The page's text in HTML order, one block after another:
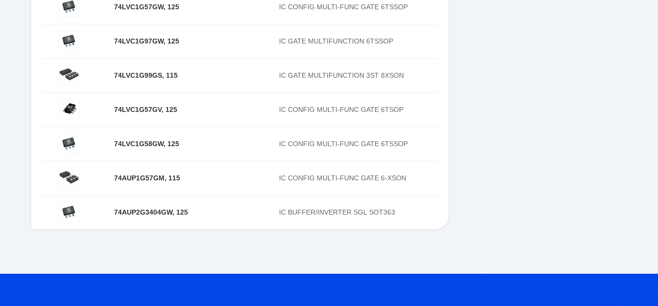
74LVC1G57GW, 125 IC CONFIG MULTI-FUNC GATE 6TSSOP
74LVC1G97GW, 125 IC GATE MULTIFUNCTION 6TSSOP
74LVC1G99GS, 115 IC GATE MULTIFUNCTION 3ST 8XSON
74LVC1G57GV, 125 IC CONFIG MULTI-FUNC GATE 6TSOP
74LVC1G58GW, 125 IC CONFIG MULTI-FUNC GATE 6TSSOP
74AUP1G57GM, 115 IC CONFIG MULTI-FUNC GATE 6-XSON
74AUP2G3404GW, 125 IC BUFFER/INVERTER SGL SOT363